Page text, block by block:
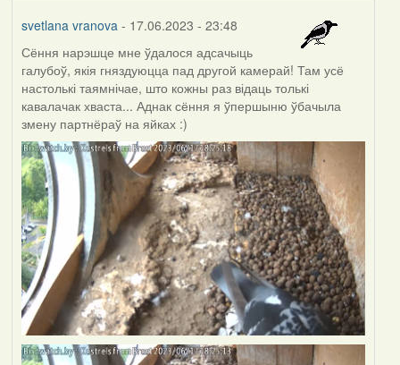
svetlana vranova- 17.06.2023 - 23:48
Сёння нарэшце мне ўдалося адсачыць
галубоў, якія гняздуюцца пад другой камерай! Там усё
настолькі таямнічае, што кожны раз відаць толькі
кавалачак хваста... Аднак сёння я ўпершыню ўбачыла
змену партнёраў на яйках :)